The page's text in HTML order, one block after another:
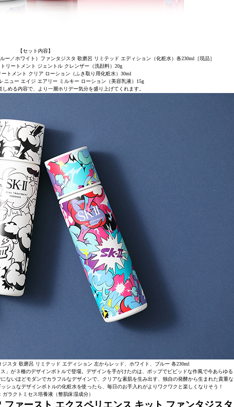
【セット内容】
／ホワイト）ファンタジスタ 歌磨呂 リミテッド エディション（化粧水）各230ml［現品］
リートメント ジェントル クレンザー（洗顔料）20g
トメント クリア ローション（ふき取り用化粧水）30ml
ニュー エイジ エアリー ミルキー ローション（美容乳液）15g
める内容で、より一層ホリデー気分を盛り上げてくれます。
スタ 歌磨呂 リミテッド エディション 左からレッド、ホワイト、ブルー 各230ml
が３種のデザインボトルで登場。デザインを手がけたのは、ポップでビビッドな作風で今あらゆる
ないほどモダンでカラフルなデザインで、クリアな素肌を生み出す、独自の発酵から生まれた貴重な
ュなデザインボトルの化粧水を使ったら、毎日のお手入れがよりワクワクと楽しくなりそう！
ラクトミセス培養液（整肌保湿成分）
ァースト エクスペリエンス キット ファンタジスタ